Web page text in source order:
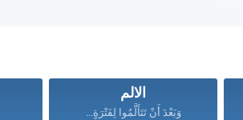
الالم
وَبَعْدَ أَنْ تَتَأَلَّمُوا لِفَتْرَةٍ...